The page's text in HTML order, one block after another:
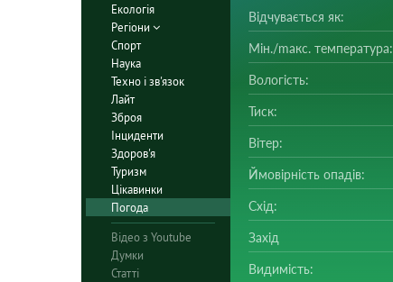
Екологія
Регіони
Спорт
Наука
Техно і зв'язок
Лайт
Зброя
Інциденти
Здоров'я
Туризм
Цікавинки
Погода
Відео з Youtube
Думки
Статті
Відчувається як:
Мін./mакс. температура:
Вологість:
Тиск:
Вітер:
Ймовірність опадів:
Схід:
Захід
Видимість: